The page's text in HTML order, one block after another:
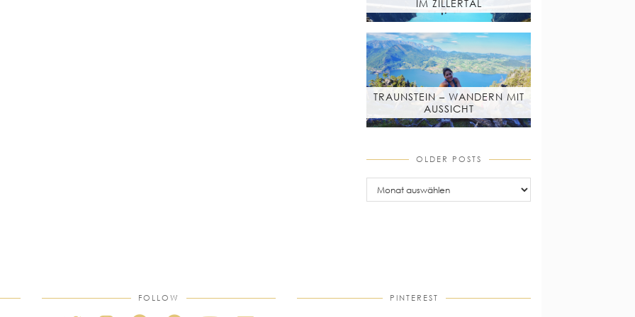
IM ZILLERTAL
TRAUNSTEIN – WANDERN MIT
AUSSICHT
OLDER POSTS
older
posts
FOLLOW PINTEREST